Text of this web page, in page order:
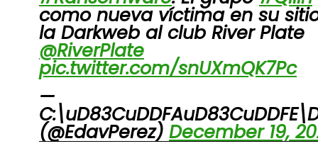
como nueva víctima en su
la Darkweb al club River Plate
@RiverPlate
pic.twitter.com/snUXmQK7Pc
—
(@EdavPerez) December 19,